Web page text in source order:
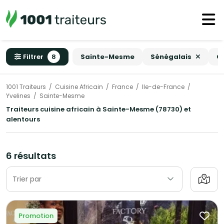
Filtrer 8 Sainte-Mesme Sénégalais
1001 Traiteurs Cuisine Africain France
Ile-de-France
Yvelines
Sainte-Mesme
Traiteurs cuisine africain à Sainte-Mesme (78730) et
alentours
6 résultats
Trier par
Promotion